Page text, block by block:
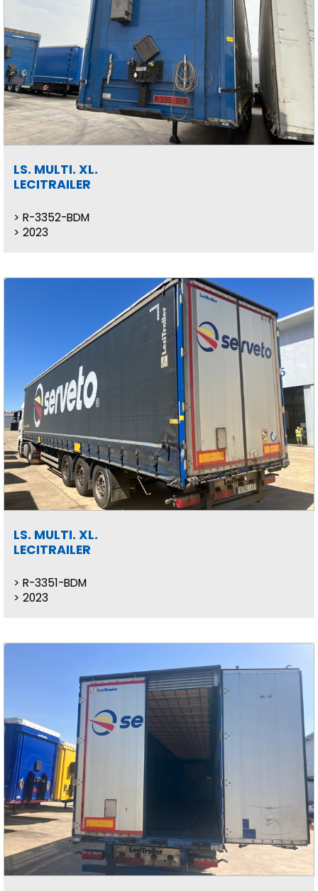
LS. MULTI. XL.
LECITRAILER
R-3352-BDM
2023
LS. MULTI. XL.
LECITRAILER
R-3351-BDM
2023